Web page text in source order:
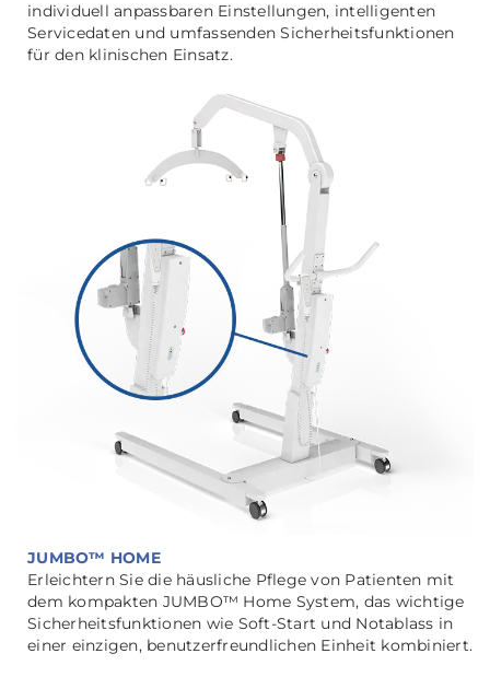
individuell anpassbaren Einstellungen, intelligenten
Servicedaten und umfassenden Sicherheitsfunktionen
für den klinischen Einsatz.
JUMBO™ HOME
Erleichtern Sie die häusliche Pflege von Patienten mit
dem kompakten JUMBO™ Home System, das wichtige
Sicherheitsfunktionen wie Soft-Start und Notablass in
einer einzigen, benutzerfreundlichen Einheit kombiniert.